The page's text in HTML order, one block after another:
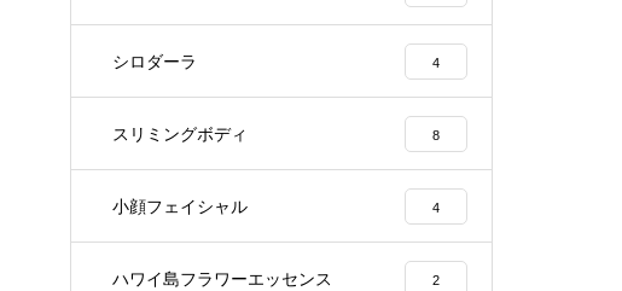
シロダーラ 4
スリミングボディ 8
小顔フェイシャル 4
ハワイ島フラワーエッセンス 2